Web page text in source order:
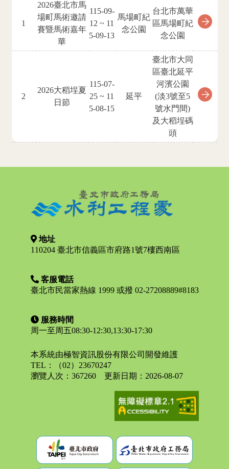
1
2026臺北市馬
場町馬術邀請
賽暨馬術嘉年
華
115-09-
12 ~ 11
5-09-13
馬場町紀
念公園
台北市萬華
區馬場町紀
念公園
2
2026大稻埕夏
日節
115-07-
25 ~ 11
5-08-15
延平
臺北市大同
區臺北延平
河濱公園
(淡3號至5
號水門間)
及大稻埕碼
頭
本系統由極智資訊股份有限公司開發維護
TEL：（02）23670247
瀏覽人次： 367260更新日期： 2026-08-07
地址
110204 臺北市信義區市府路1號7樓西南區
客服電話
臺北市民當家熱線 1999 或撥 02-27208889#8183
服務時間
周一至周五08:30-12:30,13:30-17:30